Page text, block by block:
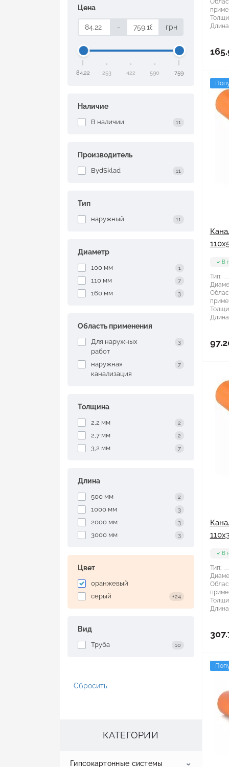
Цена
- грн
84,22 253 422 590 759
Наличие
В наличии 11
Производитель
BydSklad 11
Тип
наружный 11
Диаметр
100 мм 1
110 мм 7
160 мм 3
Область применения
Для наружных
работ
3
наружная
канализация
7
Толщина
2,2 мм 2
2,7 мм 2
3,2 мм 7
Длина
500 мм 2
1000 мм 3
2000 мм 3
3000 мм 3
Цвет
оранжевый
серый
+24
Вид
Труба 10
Сбросить
КАТЕГОРИИ
Гипсокартонные системы
В
Тип:
В
Тип: